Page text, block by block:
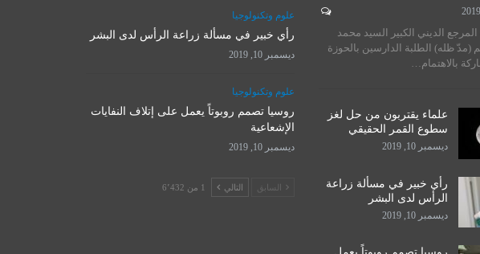
خبير في مسألة زراعة
الرأس لدى البشر
ديسمبر 10, 2019
روسيا تصمم روبوتاً يعمل على
إتلاف النفايات الإشعاعية
الديني الكبير السيد محمد
(مدّ ظله) الطلبة الدارسين بالحوزة
بالاهتمام…
علماء يقتربون من حل لغز
سطوع القمر الحقيقي
ديسمبر 10, 2019
رأي خبير في مسألة زراعة
الرأس لدى البشر
ديسمبر 10, 2019
علوم وتكنولوجيا
رأي خبير في مسألة زراعة الرأس لدى البشر
ديسمبر 10, 2019
علوم وتكنولوجيا
روسيا تصمم روبوتاً يعمل على إتلاف النفايات
الإشعاعية
ديسمبر 10, 2019
السابق التالي 1 من 6٬432